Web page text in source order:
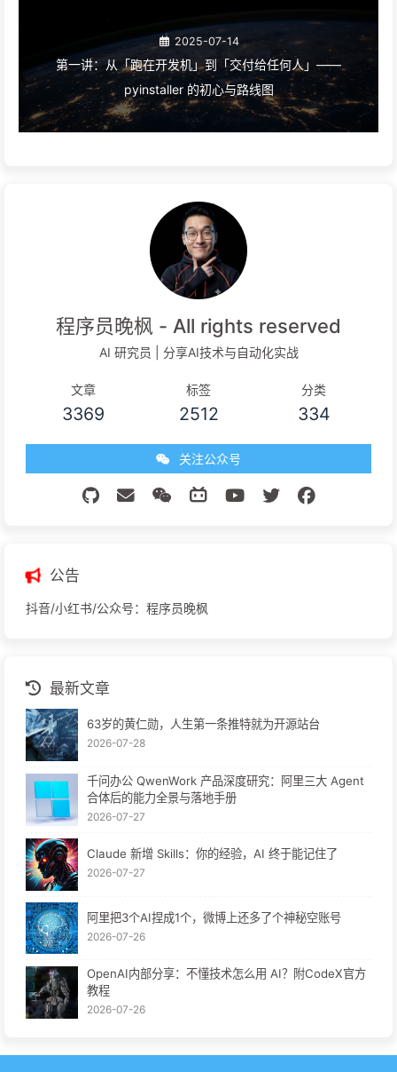
2025-07-14
第一讲：从「跑在开发机」到「交付给任何人」——
pyinstaller 的初心与路线图
程序员晚枫 - All rights reserved
AI 研究员 | 分享AI技术与自动化实战
文章
3369
标签
2512
分类
334
关注公众号
公告
抖音/小红书/公众号：程序员晚枫
最新文章
63岁的黄仁勋，人生第一条推特就为开源站台
2026-07-28
千问办公 QwenWork 产品深度研究：阿里三大 Agent
合体后的能力全景与落地手册
2026-07-27
Claude 新增 Skills：你的经验，AI 终于能记住了
2026-07-27
阿里把3个AI捏成1个，微博上还多了个神秘空账号
2026-07-26
OpenAI内部分享：不懂技术怎么用 AI？附CodeX官方
教程
2026-07-26